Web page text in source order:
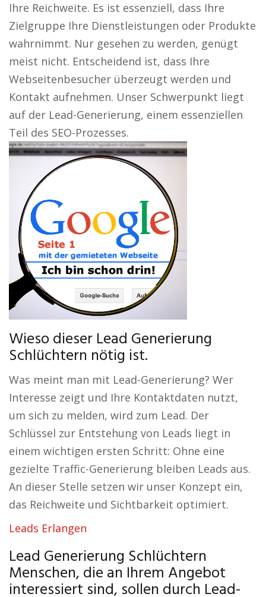
Ihre Reichweite. Es ist essenziell, dass Ihre
Zielgruppe Ihre Dienstleistungen oder Produkte
wahrnimmt. Nur gesehen zu werden, genügt
meist nicht. Entscheidend ist, dass Ihre
Webseitenbesucher überzeugt werden und
Kontakt aufnehmen. Unser Schwerpunkt liegt
auf der Lead-Generierung, einem essenziellen
Teil des SEO-Prozesses.
Wieso dieser Lead Generierung
Schlüchtern nötig ist.
Was meint man mit Lead-Generierung? Wer
Interesse zeigt und Ihre Kontaktdaten nutzt,
um sich zu melden, wird zum Lead. Der
Schlüssel zur Entstehung von Leads liegt in
einem wichtigen ersten Schritt: Ohne eine
gezielte Traffic-Generierung bleiben Leads aus.
An dieser Stelle setzen wir unser Konzept ein,
das Reichweite und Sichtbarkeit optimiert.
Leads Erlangen
Lead Generierung Schlüchtern
Menschen, die an Ihrem Angebot
interessiert sind, sollen durch Lead-